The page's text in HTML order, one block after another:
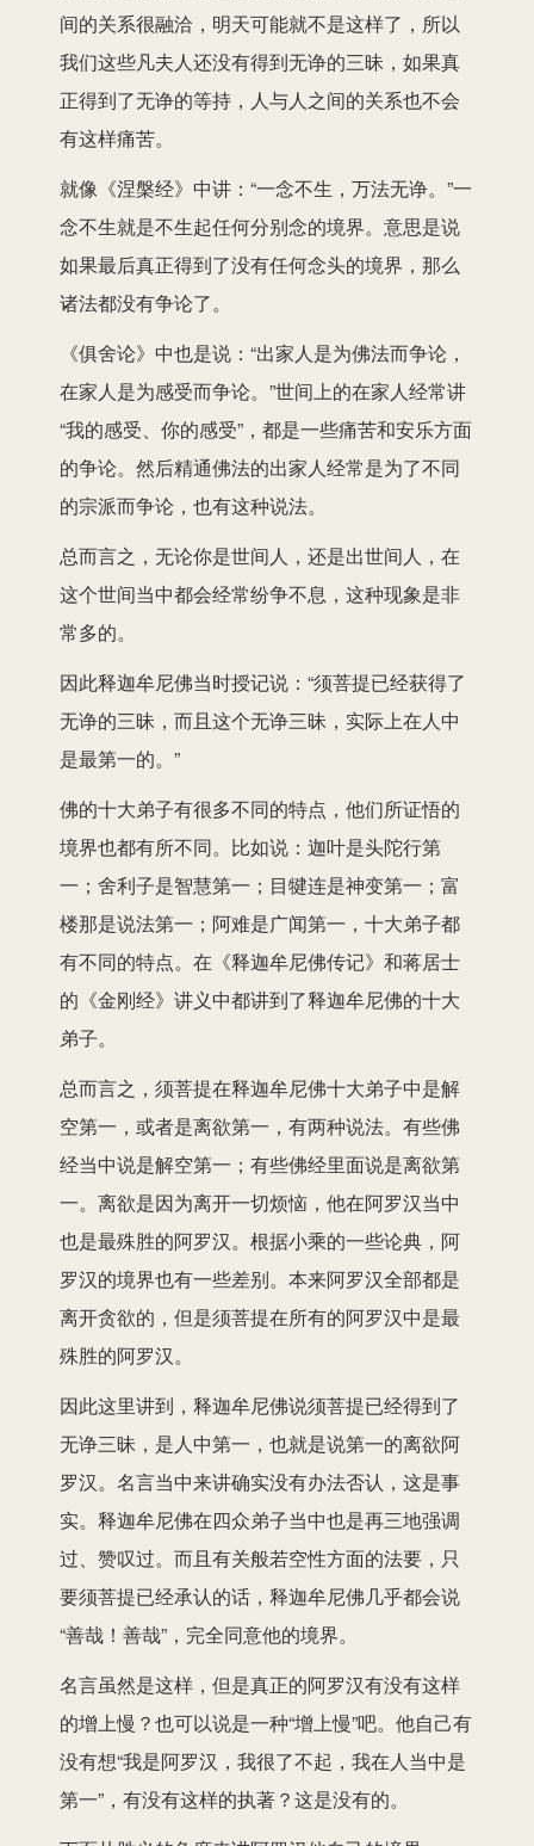
间的关系很融洽，明天可能就不是这样了，所以
我们这些凡夫人还没有得到无诤的三昧，如果真
正得到了无诤的等持，人与人之间的关系也不会
有这样痛苦。
就像《涅槃经》中讲：“一念不生，万法无诤。”一
念不生就是不生起任何分别念的境界。意思是说
如果最后真正得到了没有任何念头的境界，那么
诸法都没有争论了。
《俱舍论》中也是说：“出家人是为佛法而争论，
在家人是为感受而争论。”世间上的在家人经常讲
“我的感受、你的感受”，都是一些痛苦和安乐方面
的争论。然后精通佛法的出家人经常是为了不同
的宗派而争论，也有这种说法。
总而言之，无论你是世间人，还是出世间人，在
这个世间当中都会经常纷争不息，这种现象是非
常多的。
因此释迦牟尼佛当时授记说：“须菩提已经获得了
无诤的三昧，而且这个无诤三昧，实际上在人中
是最第一的。”
佛的十大弟子有很多不同的特点，他们所证悟的
境界也都有所不同。比如说：迦叶是头陀行第
一；舍利子是智慧第一；目犍连是神变第一；富
楼那是说法第一；阿难是广闻第一，十大弟子都
有不同的特点。在《释迦牟尼佛传记》和蒋居士
的《金刚经》讲义中都讲到了释迦牟尼佛的十大
弟子。
总而言之，须菩提在释迦牟尼佛十大弟子中是解
空第一，或者是离欲第一，有两种说法。有些佛
经当中说是解空第一；有些佛经里面说是离欲第
一。离欲是因为离开一切烦恼，他在阿罗汉当中
也是最殊胜的阿罗汉。根据小乘的一些论典，阿
罗汉的境界也有一些差别。本来阿罗汉全部都是
离开贪欲的，但是须菩提在所有的阿罗汉中是最
殊胜的阿罗汉。
因此这里讲到，释迦牟尼佛说须菩提已经得到了
无诤三昧，是人中第一，也就是说第一的离欲阿
罗汉。名言当中来讲确实没有办法否认，这是事
实。释迦牟尼佛在四众弟子当中也是再三地强调
过、赞叹过。而且有关般若空性方面的法要，只
要须菩提已经承认的话，释迦牟尼佛几乎都会说
“善哉！善哉”，完全同意他的境界。
名言虽然是这样，但是真正的阿罗汉有没有这样
的增上慢？也可以说是一种“增上慢”吧。他自己有
没有想“我是阿罗汉，我很了不起，我在人当中是
第一”，有没有这样的执著？这是没有的。